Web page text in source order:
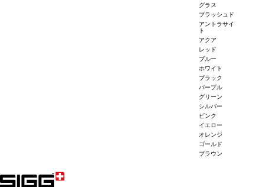
グラス
ブラッシュド
アントラサイ
ト
アクア
レッド
ブルー
ホワイト
ブラック
パープル
グリーン
シルバー
ピンク
イエロー
オレンジ
ゴールド
ブラウン